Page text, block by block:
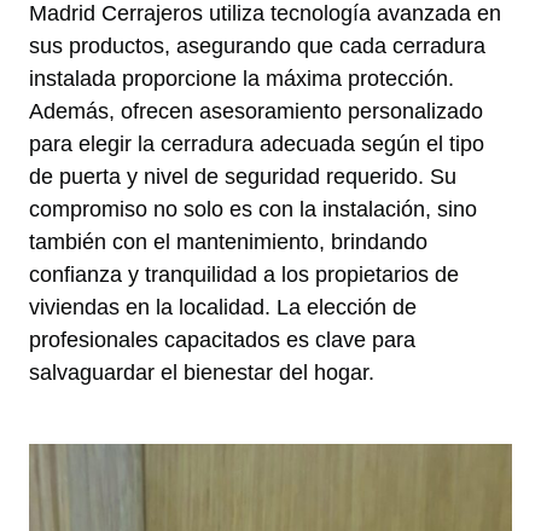
Madrid Cerrajeros utiliza tecnología avanzada en
sus productos, asegurando que cada cerradura
instalada proporcione la máxima protección.
Además, ofrecen asesoramiento personalizado
para elegir la cerradura adecuada según el tipo
de puerta y nivel de seguridad requerido. Su
compromiso no solo es con la instalación, sino
también con el mantenimiento, brindando
confianza y tranquilidad a los propietarios de
viviendas en la localidad. La elección de
profesionales capacitados es clave para
salvaguardar el bienestar del hogar.